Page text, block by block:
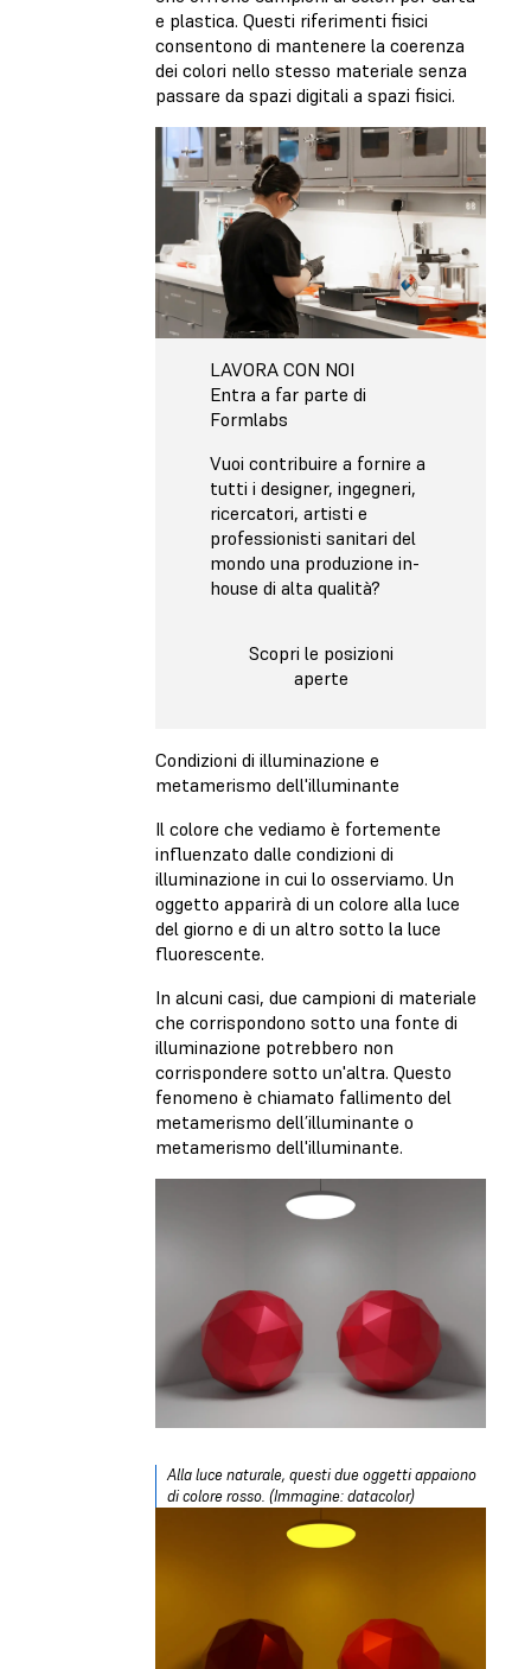
e plastica. Questi riferimenti fisici
consentono di mantenere la coerenza
dei colori nello stesso materiale senza
passare da spazi digitali a spazi fisici.
LAVORA CON NOI
Entra a far parte di
Formlabs
Vuoi contribuire a fornire a
tutti i designer, ingegneri,
ricercatori, artisti e
professionisti sanitari del
mondo una produzione in-
house di alta qualità?
Scopri le posizioni
aperte
Condizioni di illuminazione e
metamerismo dell'illuminante
Il colore che vediamo è fortemente
influenzato dalle condizioni di
illuminazione in cui lo osserviamo. Un
oggetto apparirà di un colore alla luce
del giorno e di un altro sotto la luce
fluorescente.
In alcuni casi, due campioni di materiale
che corrispondono sotto una fonte di
illuminazione potrebbero non
corrispondere sotto un'altra. Questo
fenomeno è chiamato fallimento del
metamerismo dell’illuminante o
metamerismo dell'illuminante.
Alla luce naturale, questi due oggetti appaiono
di colore rosso. (Immagine: datacolor)